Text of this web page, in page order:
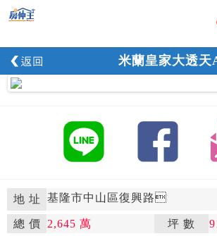
米蘭皇家大透天
地 址 基隆市中山區復興路
總 價 2,645 萬 坪 數